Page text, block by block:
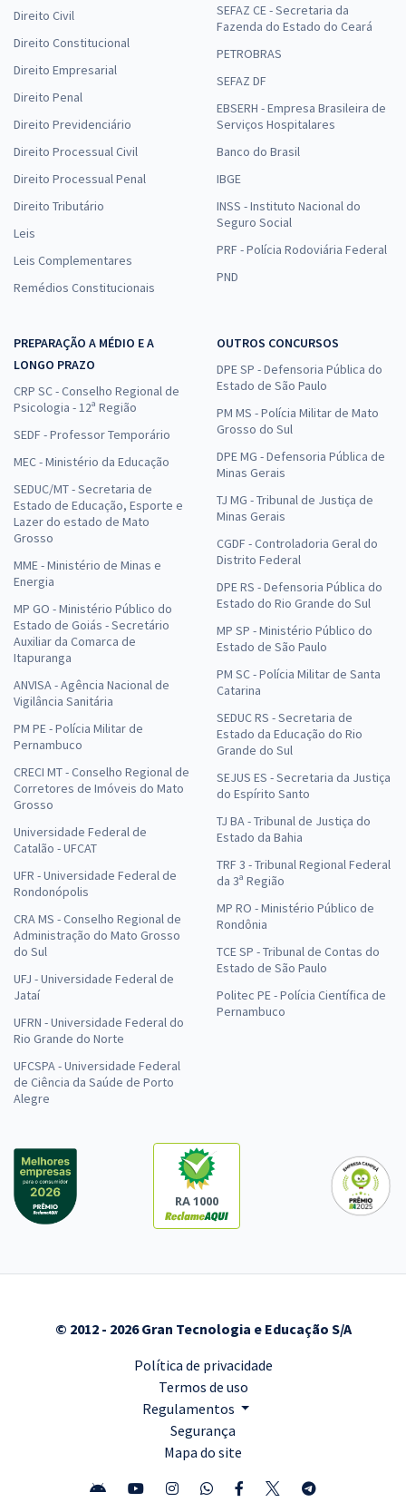
Direito Civil
Direito Constitucional
Direito Empresarial
Direito Penal
Direito Previdenciário
Direito Processual Civil
Direito Processual Penal
Direito Tributário
Leis
Leis Complementares
Remédios Constitucionais
SEFAZ CE - Secretaria da
Fazenda do Estado do Ceará
PETROBRAS
SEFAZ DF
EBSERH - Empresa Brasileira de
Serviços Hospitalares
Banco do Brasil
IBGE
INSS - Instituto Nacional do
Seguro Social
PRF - Polícia Rodoviária Federal
PND
PREPARAÇÃO A MÉDIO E A
LONGO PRAZO
CRP SC - Conselho Regional de
Psicologia - 12ª Região
SEDF - Professor Temporário
MEC - Ministério da Educação
SEDUC/MT - Secretaria de
Estado de Educação, Esporte e
Lazer do estado de Mato
Grosso
MME - Ministério de Minas e
Energia
MP GO - Ministério Público do
Estado de Goiás - Secretário
Auxiliar da Comarca de
Itapuranga
ANVISA - Agência Nacional de
Vigilância Sanitária
PM PE - Polícia Militar de
Pernambuco
CRECI MT - Conselho Regional de
Corretores de Imóveis do Mato
Grosso
Universidade Federal de
Catalão - UFCAT
UFR - Universidade Federal de
Rondonópolis
CRA MS - Conselho Regional de
Administração do Mato Grosso
do Sul
UFJ - Universidade Federal de
Jataí
UFRN - Universidade Federal do
Rio Grande do Norte
UFCSPA - Universidade Federal
de Ciência da Saúde de Porto
Alegre
OUTROS CONCURSOS
DPE SP - Defensoria Pública do
Estado de São Paulo
PM MS - Polícia Militar de Mato
Grosso do Sul
DPE MG - Defensoria Pública de
Minas Gerais
TJ MG - Tribunal de Justiça de
Minas Gerais
CGDF - Controladoria Geral do
Distrito Federal
DPE RS - Defensoria Pública do
Estado do Rio Grande do Sul
MP SP - Ministério Público do
Estado de São Paulo
PM SC - Polícia Militar de Santa
Catarina
SEDUC RS - Secretaria de
Estado da Educação do Rio
Grande do Sul
SEJUS ES - Secretaria da Justiça
do Espírito Santo
TJ BA - Tribunal de Justiça do
Estado da Bahia
TRF 3 - Tribunal Regional Federal
da 3ª Região
MP RO - Ministério Público de
Rondônia
TCE SP - Tribunal de Contas do
Estado de São Paulo
Politec PE - Polícia Científica de
Pernambuco
RA 1000
© 2012 - 2026 Gran Tecnologia e Educação S/A
Política de privacidade
Termos de uso
Regulamentos
Segurança
Mapa do site